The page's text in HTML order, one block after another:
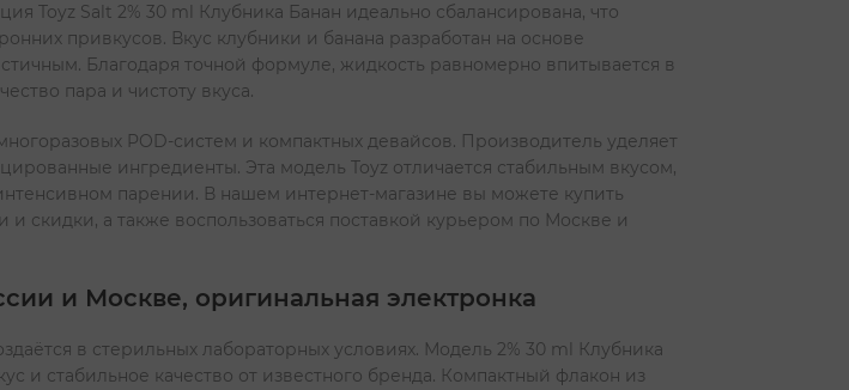
Toyz Salt 2% 30 ml Клубника Банан идеально сбалансирована, что
привкусов. Вкус клубники и банана разработан на основе
Благодаря точной формуле, жидкость равномерно впитывается в
пара и чистоту вкуса.
POD-систем и компактных девайсов. Производитель уделяет
ингредиенты. Эта модель Toyz отличается стабильным вкусом,
парении. В нашем интернет-магазине вы можете купить
скидки, а также воспользоваться поставкой курьером по Москве и
и Москве, оригинальная электронка
в стерильных лабораторных условиях. Модель 2% 30 ml Клубника
и стабильное качество от известного бренда. Компактный флакон из